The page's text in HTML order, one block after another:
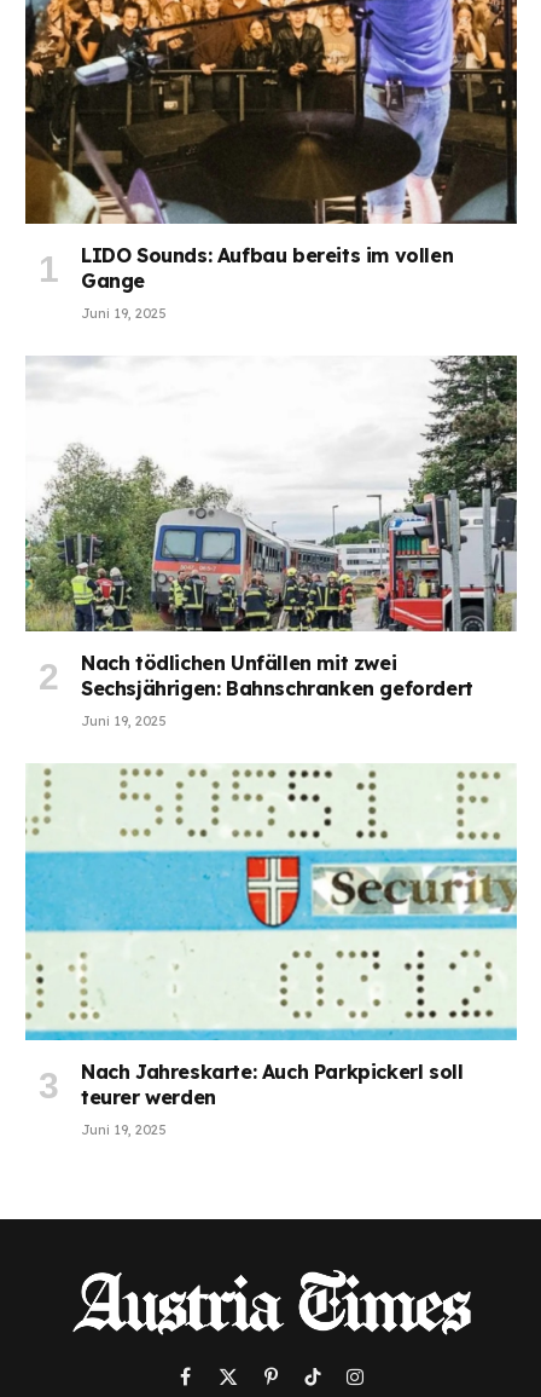
LIDO Sounds: Aufbau bereits im vollen
Gange
Juni 19, 2025
Nach tödlichen Unfällen mit zwei
Sechsjährigen: Bahnschranken gefordert
Juni 19, 2025
Nach Jahreskarte: Auch Parkpickerl soll
teurer werden
Juni 19, 2025
Facebook
X PinterestTikTokInstagram